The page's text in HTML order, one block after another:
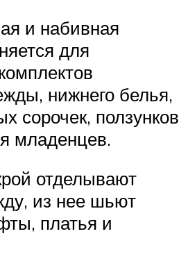
и набивная
для
нижнего белья,
сорочек, ползунков
младенцев.
отделывают
из нее шьют
платья и